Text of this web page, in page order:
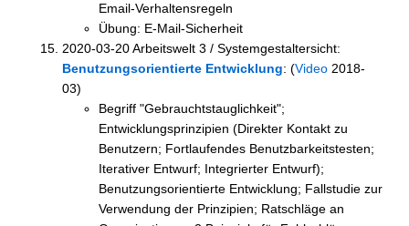
Email-Verhaltensregeln
Übung: E-Mail-Sicherheit
2020-03-20 Arbeitswelt 3 / Systemgestaltersicht:
Benutzungsorientierte Entwicklung: (Video 2018-
03)
Begriff "Gebrauchtstauglichkeit";
Entwicklungsprinzipien (Direkter Kontakt zu
Benutzern; Fortlaufendes Benutzbarkeitstesten;
Iterativer Entwurf; Integrierter Entwurf);
Benutzungsorientierte Entwicklung; Fallstudie zur
Verwendung der Prinzipien; Ratschläge an